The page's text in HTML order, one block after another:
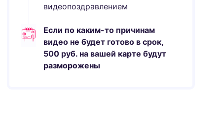
видеопоздравлением
Если по каким-то причинам
видео не будет готово в срок,
500 руб. на вашей карте будут
разморожены